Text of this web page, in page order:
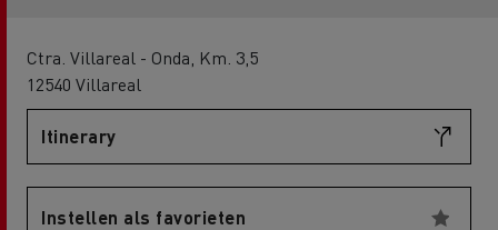
Ctra. Villareal - Onda, Km. 3,5
12540 Villareal
Itinerary
Instellen als favorieten